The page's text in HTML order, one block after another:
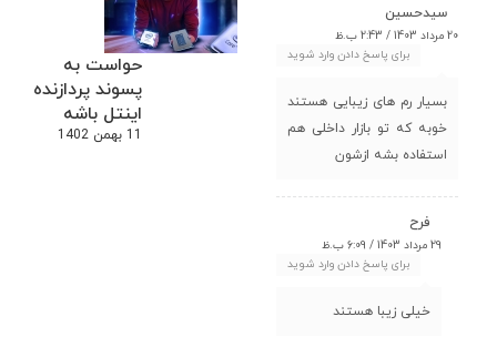
حواست به
پسوند پردازنده
اینتل باشه
11 بهمن 1402
سیدحسین
20 مرداد 1403 / 2:43 ب.ظ
برای پاسخ دادن وارد شوید
بسیار رم های زیبایی هستند
خوبه که تو بازار داخلی هم
استفاده بشه ازشون
فرح
29 مرداد 1403 / 6:09 ب.ظ
برای پاسخ دادن وارد شوید
خیلی زیبا هستند